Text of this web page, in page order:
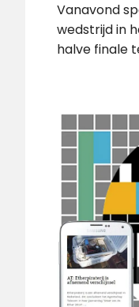
Vanavond
wedstrijd in
halve finale